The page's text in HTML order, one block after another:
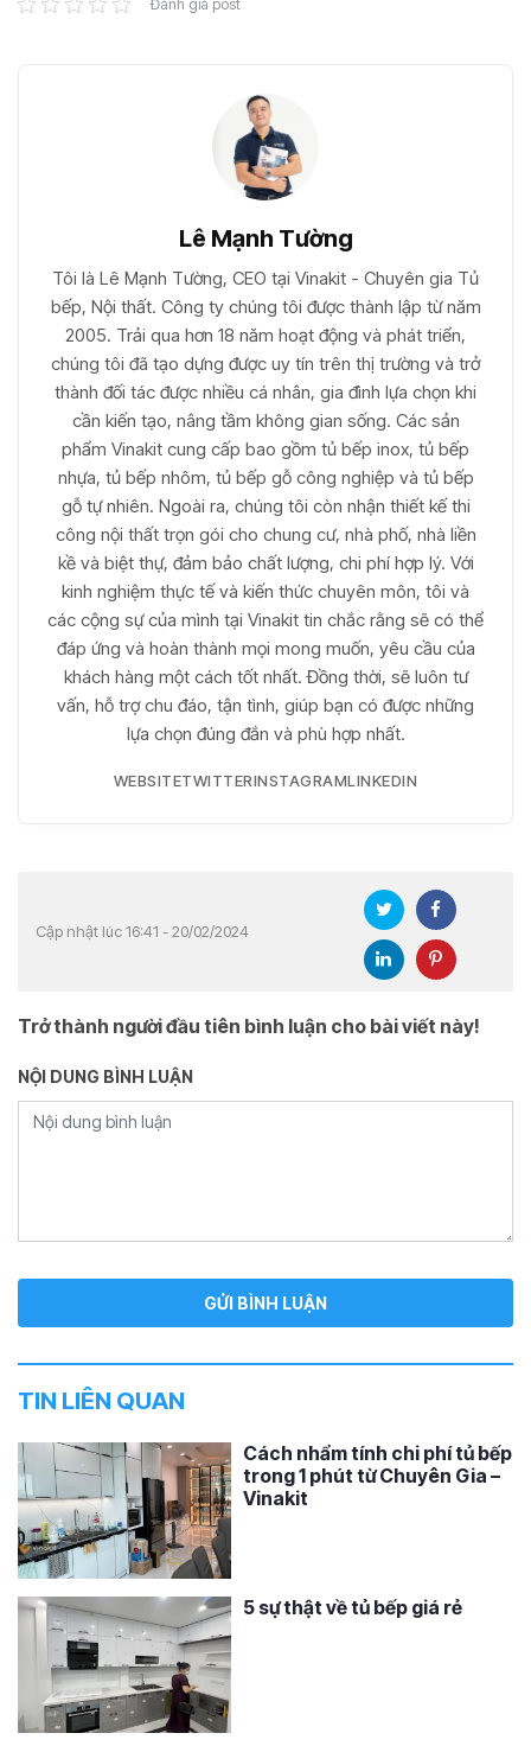
Đánh giá post
Lê Mạnh Tường
Tôi là Lê Mạnh Tường, CEO tại Vinakit - Chuyên gia Tủ
bếp, Nội thất. Công ty chúng tôi được thành lập từ năm
2005. Trải qua hơn 18 năm hoạt động và phát triển,
chúng tôi đã tạo dựng được uy tín trên thị trường và trở
thành đối tác được nhiều cá nhân, gia đình lựa chọn khi
cần kiến tạo, nâng tầm không gian sống. Các sản
phẩm Vinakit cung cấp bao gồm tủ bếp inox, tủ bếp
nhựa, tủ bếp nhôm, tủ bếp gỗ công nghiệp và tủ bếp
gỗ tự nhiên. Ngoài ra, chúng tôi còn nhận thiết kế thi
công nội thất trọn gói cho chung cư, nhà phố, nhà liền
kề và biệt thự, đảm bảo chất lượng, chi phí hợp lý. Với
kinh nghiệm thực tế và kiến thức chuyên môn, tôi và
các cộng sự của mình tại Vinakit tin chắc rằng sẽ có thể
đáp ứng và hoàn thành mọi mong muốn, yêu cầu của
khách hàng một cách tốt nhất. Đồng thời, sẽ luôn tư
vấn, hỗ trợ chu đáo, tận tình, giúp bạn có được những
lựa chọn đúng đắn và phù hợp nhất.
WEBSITETWITTERINSTAGRAMLINKEDIN
Cập nhật lúc 16:41 - 20/02/2024
Trở thành người đầu tiên bình luận cho bài viết này!
NỘI DUNG BÌNH LUẬN
TIN LIÊN QUAN
Cách nhẩm tính chi phí tủ bếp
trong 1 phút từ Chuyên Gia –
Vinakit
5 sự thật về tủ bếp giá rẻ